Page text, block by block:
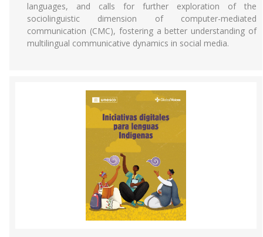
languages, and calls for further exploration of the
sociolinguistic dimension of computer-mediated
communication (CMC), fostering a better understanding of
multilingual communicative dynamics in social media.